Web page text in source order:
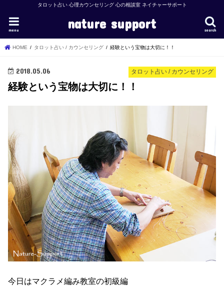
タロット占い 心理カウンセリング 心の相談室 ネイチャーサポート
nature support search
menu
HOME タロット占い / カウンセリング 経験という宝物は大切に！！
タロット占い / カウンセリング
2018.05.06
経験という宝物は大切に！！
今日はマクラメ編み教室の初級編